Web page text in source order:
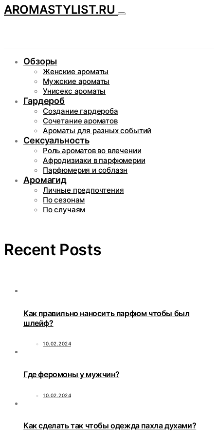
AROMASTYLIST.RU
Обзоры
Женские ароматы
Мужские ароматы
Унисекс ароматы
Гардероб
Создание гардероба
Сочетание ароматов
Ароматы для разных событий
Сексуальность
Роль ароматов во влечении
Афродизиаки в парфюмерии
Парфюмерия и соблазн
Аромагид
Личные предпочтения
По сезонам
По случаям
Recent Posts
Как правильно наносить парфюм чтобы был
шлейф?
10.02.2024
Где феромоны у мужчин?
10.02.2024
Как сделать так чтобы одежда пахла духами?